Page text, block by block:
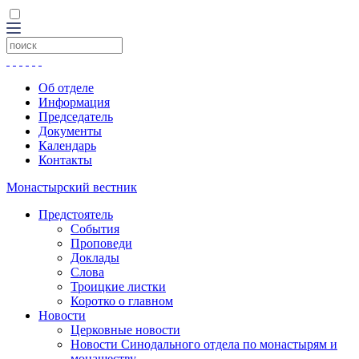
Об отделе
Информация
Председатель
Документы
Календарь
Контакты
Монастырский вестник
Предстоятель
События
Проповеди
Доклады
Слова
Троицкие листки
Коротко о главном
Новости
Церковные новости
Новости Синодального отдела по монастырям и